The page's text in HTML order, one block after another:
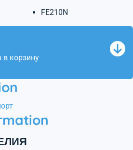
FE210N
в корзину